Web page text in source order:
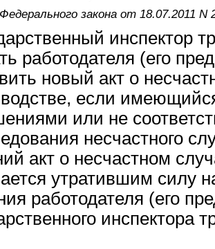
закона от 18.07.2011 N
инспектор
работодателя (его
новый акт о
если
или не
несчастного
акт о несчастном
утратившим силу
работодателя (его
инспектора